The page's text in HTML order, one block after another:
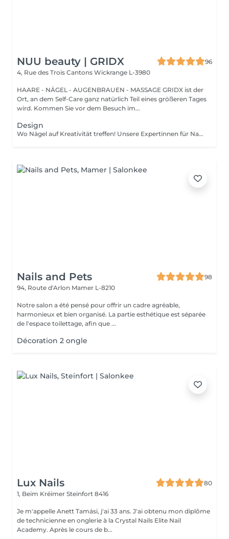
NUU beauty | GRIDX
96
4, Rue des Trois Cantons Wickrange L-3980
HAARE - NÄGEL - AUGENBRAUEN - MASSAGE GRIDX ist der
Ort, an dem Self-Care ganz natürlich Teil eines größeren Tages
wird. Kommen Sie vor dem Besuch im...
Design
Wo Nägel auf Kreativität treffen! Unsere Expertinnen für Nagelkunst gestalten designs jeder komplexität und erwecken Ihre Vision mit Präzision und Kunstfertigkeit zum Leben. Ob Sie von einer Klassischen french-manicure, Einem schicken verlauf oder filigranen zeichnungen auf einzelnen Nägeln träumen Wir setzen Ihre Wünsche um. Für Eine makellose french-manicure, faszinierenden cat-eye-effekt, atemberaubendes chrom-puder oder eleganten baby-boomer-verlauf sorgen Wir dafür, dass jeder nagel Ein echtes kunstwerk wird. bevorzugen Sie ein einzigartiges design auf nur wenigen Nägeln? Kein Problem! Sie können Ihr design ganz individuell anpassen und einen einzigartigen look kreieren, der genauso individuell ist wie sie. Lassen Sie Ihre Nägel Ihren stil sprechen!
Nails and Pets
98
94, Route d'Arlon Mamer L-8210
Notre salon a été pensé pour offrir un cadre agréable,
harmonieux et bien organisé. La partie esthétique est séparée
de l'espace toilettage, afin que ...
Décoration 2 ongle
Lux Nails
80
1, Beim Kréimer Steinfort 8416
Je m'appelle Anett Tamási, j'ai 33 ans. J'ai obtenu mon diplôme
de technicienne en onglerie à la Crystal Nails Elite Nail
Academy. Après le cours de b...